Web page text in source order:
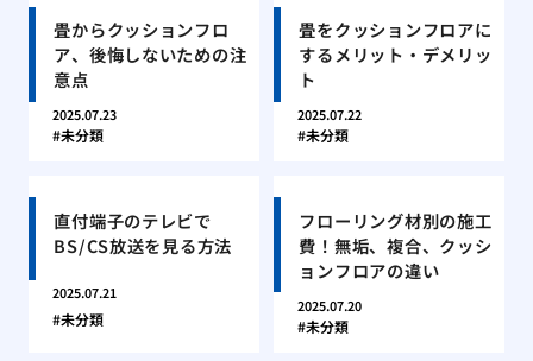
畳からクッションフロ
ア、後悔しないための注
意点
2025.07.23
未分類
畳をクッションフロアに
するメリット・デメリッ
ト
2025.07.22
未分類
直付端子のテレビで
BS/CS放送を見る方法
2025.07.21
未分類
フローリング材別の施工
費！無垢、複合、クッシ
ョンフロアの違い
2025.07.20
未分類